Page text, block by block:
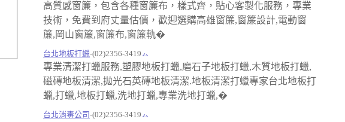
高質感窗簾，包含各種窗簾布，樣式齊，貼心客製化服務，專業
技術，免費到府丈量估價，歡迎選購高雄窗簾,窗簾設計,電動窗
簾,岡山窗簾,窗簾布,窗簾軌�
台北地板打蠟-(02)2356-3419
專業清潔打蠟服務,塑膠地板打蠟,磨石子地板打蠟,木質地板打蠟,
磁磚地板清潔,拋光石英磚地板清潔.地板清潔打蠟專家台北地板打
蠟,打蠟,地板打蠟,洗地打蠟,專業洗地打蠟,�
台北消毒公司-(02)2356-3419